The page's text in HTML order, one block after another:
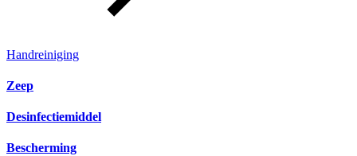
Handreiniging
Zeep
Desinfectiemiddel
Bescherming